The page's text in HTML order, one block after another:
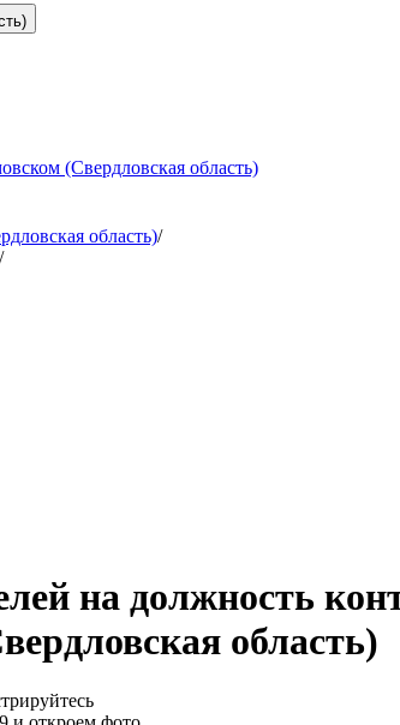
(Свердловская область)
область)/
/
на должность
область)